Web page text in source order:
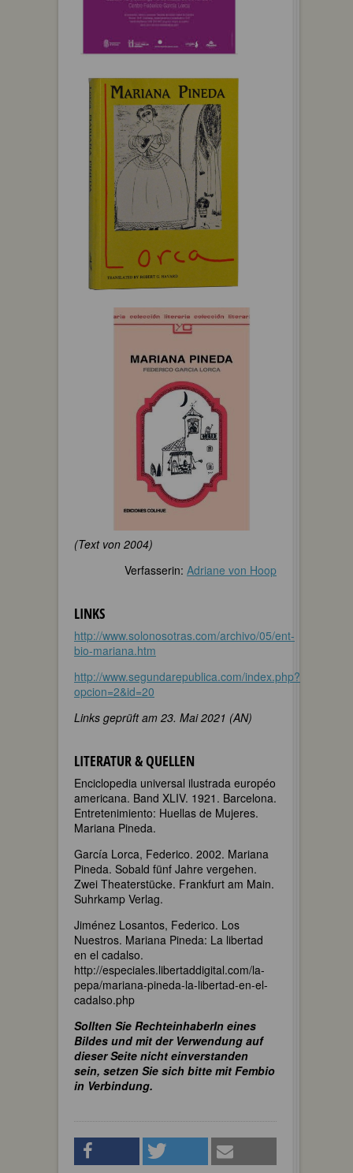
(Text von 2004)
Verfasserin: Adriane von Hoop
LINKS
http://www.solonosotras.com/archivo/05/ent-
bio-mariana.htm
http://www.segundarepublica.com/index.php?
opcion=2&id=20
Links geprüft am 23. Mai 2021 (AN)
LITERATUR & QUELLEN
Enciclopedia universal ilustrada européo
americana. Band XLIV. 1921. Barcelona.
Entretenimiento: Huellas de Mujeres.
Mariana Pineda.
García Lorca, Federico. 2002. Mariana
Pineda. Sobald fünf Jahre vergehen.
Zwei Theaterstücke. Frankfurt am Main.
Suhrkamp Verlag.
Jiménez Losantos, Federico. Los
Nuestros. Mariana Pineda: La libertad
en el cadalso.
http://especiales.libertaddigital.com/la-
pepa/mariana-pineda-la-libertad-en-el-
cadalso.php
Sollten Sie RechteinhaberIn eines
Bildes und mit der Verwendung auf
dieser Seite nicht einverstanden
sein, setzen Sie sich bitte mit Fembio
in Verbindung.